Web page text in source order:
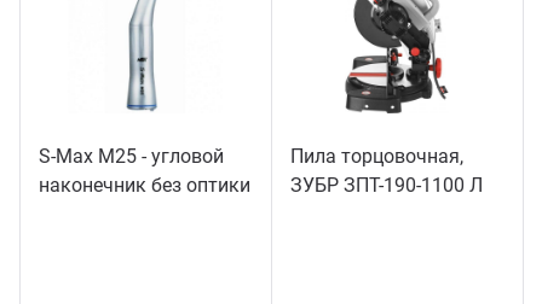
S-Max M25 - угловой
наконечник без оптики
Пила торцовочная,
ЗУБР ЗПТ-190-1100 Л